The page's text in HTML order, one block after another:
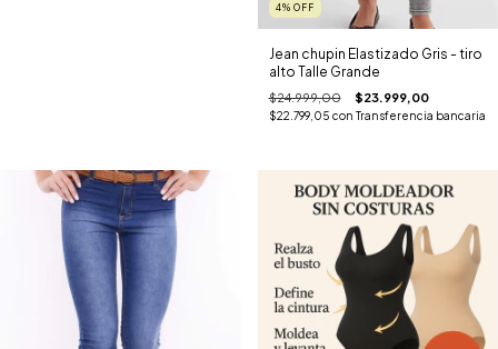
4% OFF
Jean chupin Elastizado Gris - tiro
alto Talle Grande
$24.999,00 $23.999,00
$22.799,05 con Transferencia bancaria